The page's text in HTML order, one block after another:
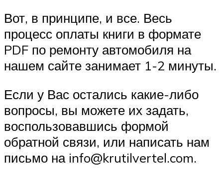
Вот, в принципе, и все. Весь
процесс оплаты книги в формате
PDF по ремонту автомобиля на
нашем сайте занимает 1-2 минуты.
Если у Вас остались какие-либо
вопросы, вы можете их задать,
воспользовавшись формой
обратной связи, или написать нам
письмо на info@krutilvertel.com.